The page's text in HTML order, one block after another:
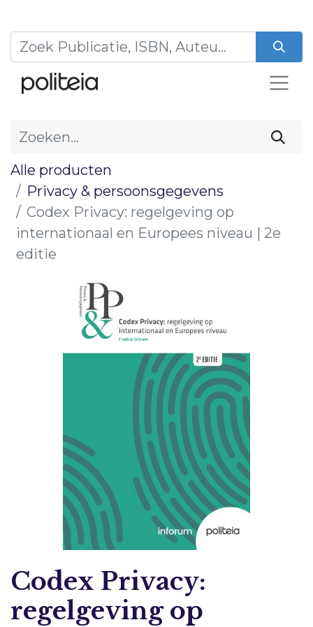
Alle producten
Privacy & persoonsgegevens
Codex Privacy: regelgeving op
internationaal en Europees niveau | 2e
editie
Codex Privacy:
regelgeving op